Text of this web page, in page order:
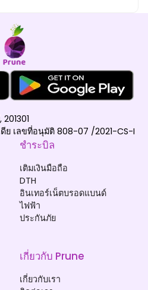
ย เลขที่อนุมัติ 808-07 /2021-CS-I
ชำระบิล
เติมเงินมือถือ
DTH
อินเทอร์เน็ตบรอดแบนด์
ไฟฟ้า
ประกันภัย
เกี่ยวกับ Prune
เกี่ยวกับเรา